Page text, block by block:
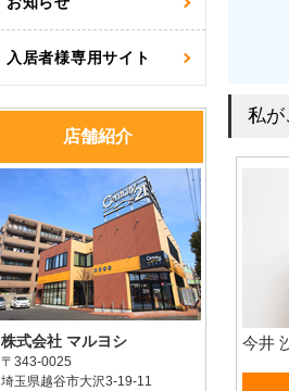
私が
今井
入居者様専用サイト
店舗紹介
株式会社 マルヨシ
〒343-0025
埼玉県越谷市大沢3-19-11